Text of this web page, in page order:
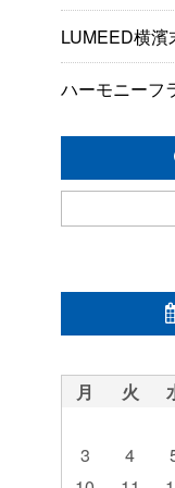
LUMEED横濱
ハーモニーフ
月 火
3
4